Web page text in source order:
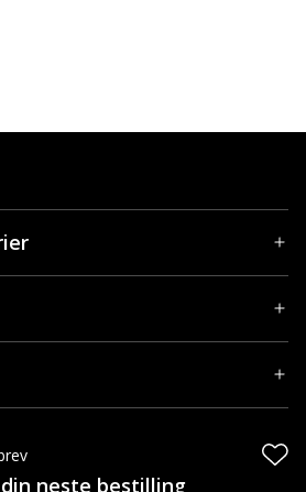
neste bestilling